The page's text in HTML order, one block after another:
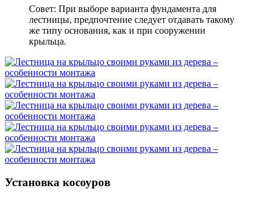
Совет: При выборе варианта фундамента для
лестницы, предпочтение следует отдавать такому
же типу основания, как и при сооружении
крыльца.
Установка косоуров